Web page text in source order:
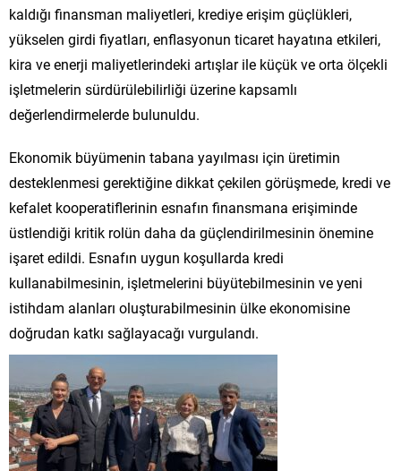
kaldığı finansman maliyetleri, krediye erişim güçlükleri,
yükselen girdi fiyatları, enflasyonun ticaret hayatına etkileri,
kira ve enerji maliyetlerindeki artışlar ile küçük ve orta ölçekli
işletmelerin sürdürülebilirliği üzerine kapsamlı
değerlendirmelerde bulunuldu.
Ekonomik büyümenin tabana yayılması için üretimin
desteklenmesi gerektiğine dikkat çekilen görüşmede, kredi ve
kefalet kooperatiflerinin esnafın finansmana erişiminde
üstlendiği kritik rolün daha da güçlendirilmesinin önemine
işaret edildi. Esnafın uygun koşullarda kredi
kullanabilmesinin, işletmelerini büyütebilmesinin ve yeni
istihdam alanları oluşturabilmesinin ülke ekonomisine
doğrudan katkı sağlayacağı vurgulandı.